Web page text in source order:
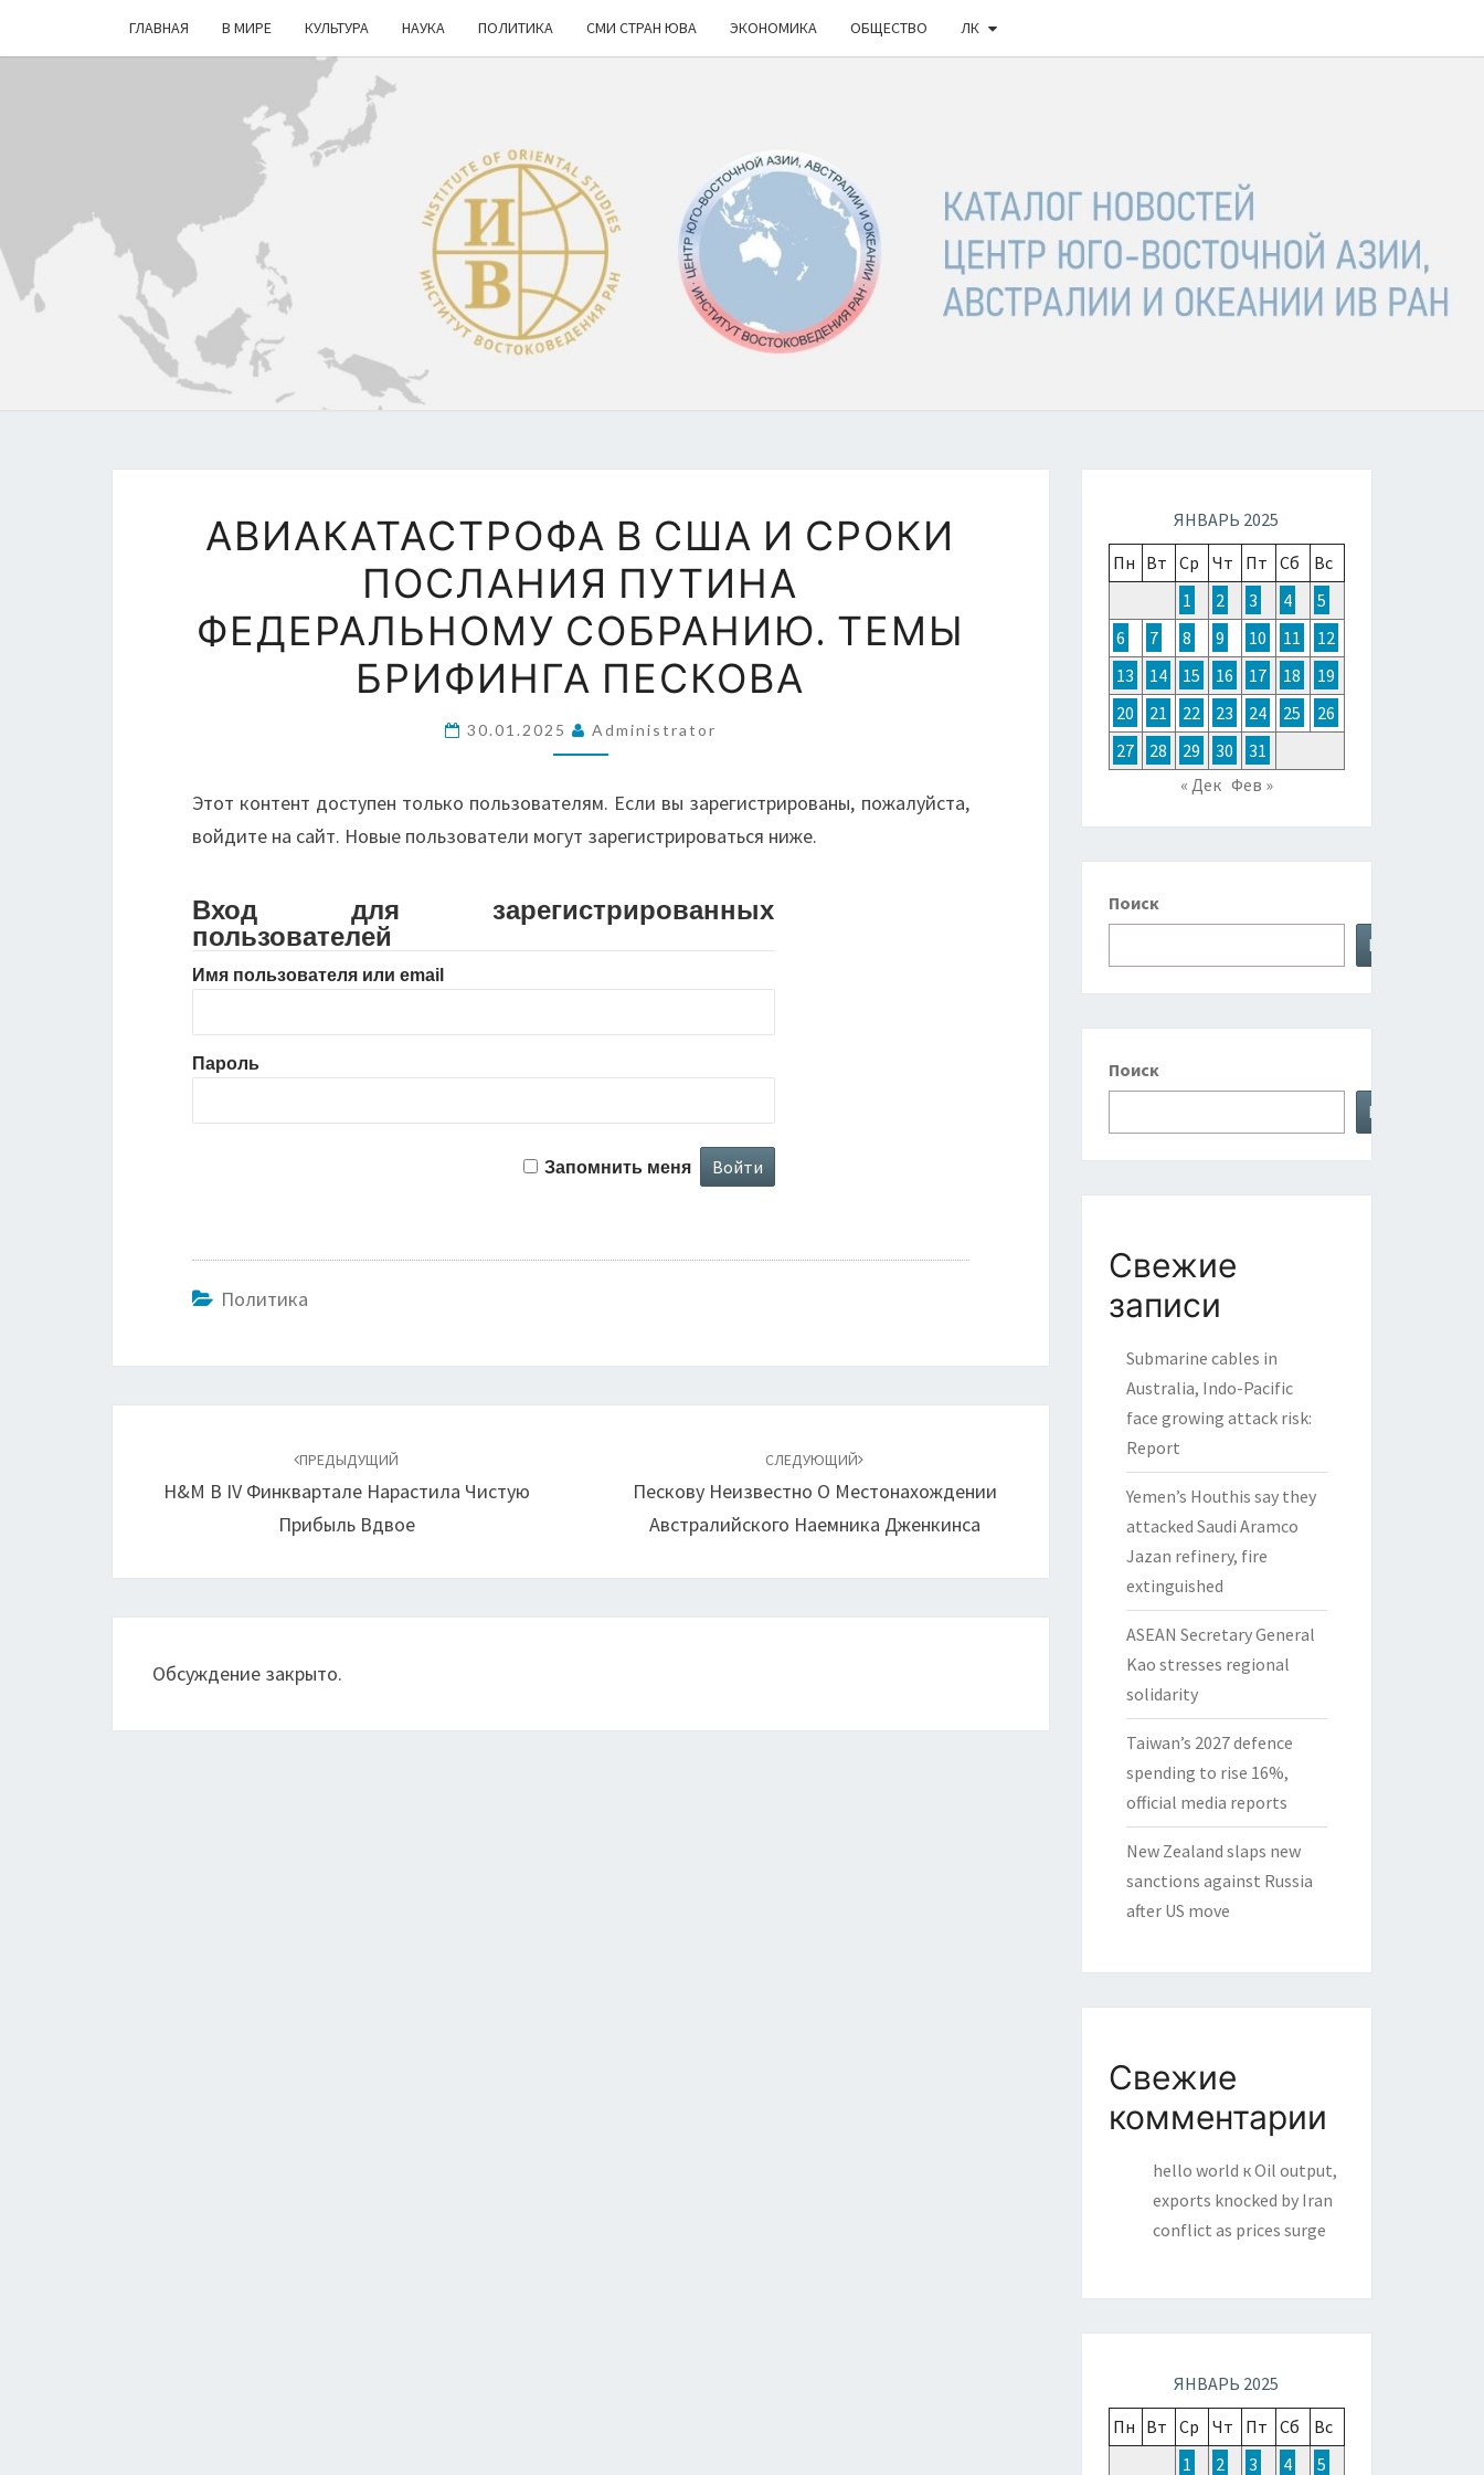
ГЛАВНАЯ В МИРЕ КУЛЬТУРА НАУКА ПОЛИТИКА СМИ СТРАН ЮВА ЭКОНОМИКА ОБЩЕСТВО ЛК
КАТАЛОГ
НОВОСТЕЙ
ВОСТОЧНОЙ
АЗИИ,
АВСТРАЛИИ
И ОКЕАНИИ
ИВ
РАН
В
США
И
СРОКИ
ПОСЛАНИЯ
ФЕДЕРАЛЬНОМУ
ТЕМЫ
БРИФИНГА
АВИАКАТАСТРОФА В США И СРОКИ
ПОСЛАНИЯ ПУТИНА
ФЕДЕРАЛЬНОМУ СОБРАНИЮ. ТЕМЫ
БРИФИНГА ПЕСКОВА
30.01.2025 Administrator
Этот контент доступен только пользователям. Если вы зарегистрированы, пожалуйста,
войдите на сайт. Новые пользователи могут зарегистрироваться ниже.
Вход для зарегистрированных
пользователей
Имя пользователя или email
Пароль
Запомнить меня
Политика
записям
ПРЕДЫДУЩИЙ
H&M В IV Финквартале Нарастила Чистую
Прибыль Вдвое
СЛЕДУЮЩИЙ
Пескову Неизвестно О Местонахождении
Австралийского Наемника Дженкинса
Обсуждение закрыто.
ЯНВАРЬ 2025
Пн Вт Ср Чт Пт Сб
Вс
1
2 3 4
5
6
7 8 9 10 11
12
13
14 15 16 17 18
19
20
21 22 23 24 25
26
27
28 29 30
31
« Дек Фев »
Поиск
Поиск
Поиск
Поиск
Свежие
записи
Submarine cables in
Australia, Indo-Pacific
face growing attack risk:
Report
Yemen’s Houthis say they
attacked Saudi Aramco
Jazan refinery, fire
extinguished
ASEAN Secretary General
Kao stresses regional
solidarity
Taiwan’s 2027 defence
spending to rise 16%,
official media reports
New Zealand slaps new
sanctions against Russia
after US move
Свежие
комментарии
hello world кOil output,
exports knocked by Iran
conflict as prices surge
ЯНВАРЬ 2025
Пн Вт Ср Чт Пт Сб
Вс
1
2 3 4 5